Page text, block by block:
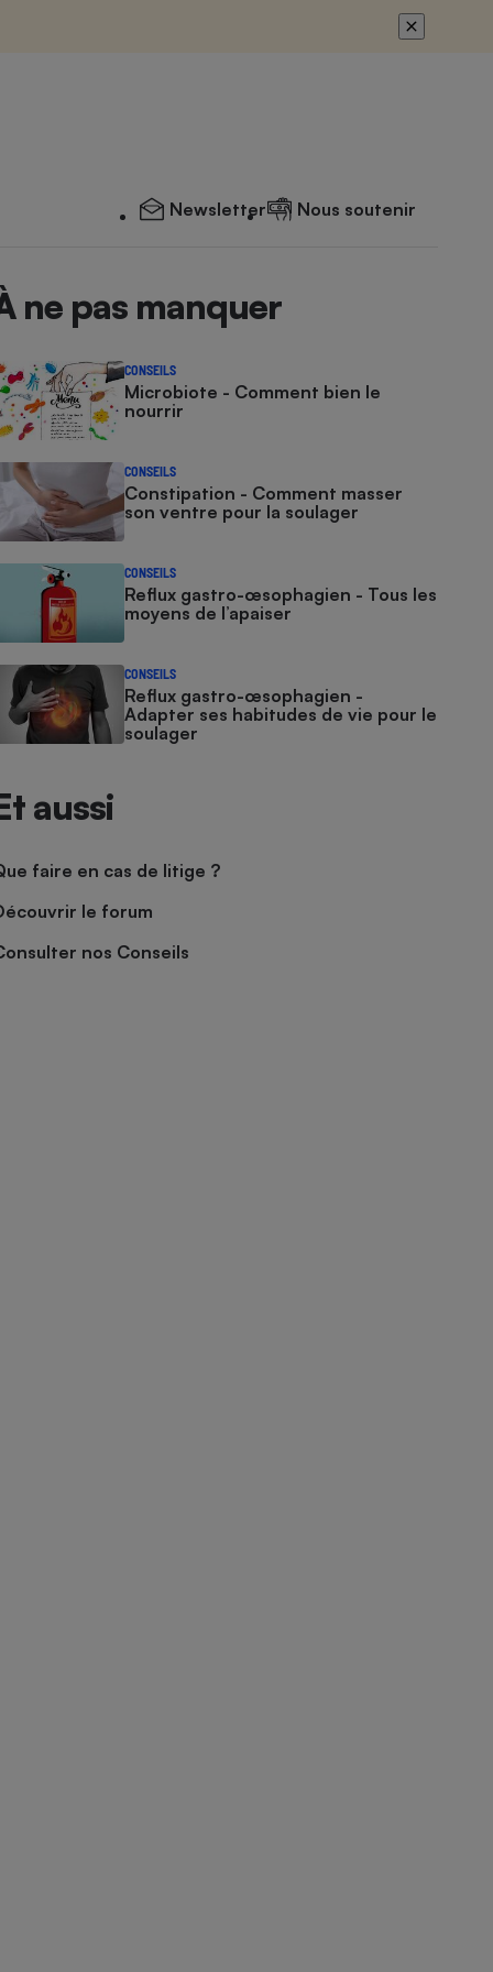
Newsletter Nous soutenir
ne pas manquer
CONSEILS
Microbiote - Comment bien le
nourrir
CONSEILS
Constipation - Comment masser
son ventre pour la soulager
CONSEILS
Reflux gastro-œsophagien - Tous les
moyens de l’apaiser
CONSEILS
Reflux gastro-œsophagien -
Adapter ses habitudes de vie pour le
soulager
aussi
faire en cas de litige ?
le forum
nos Conseils